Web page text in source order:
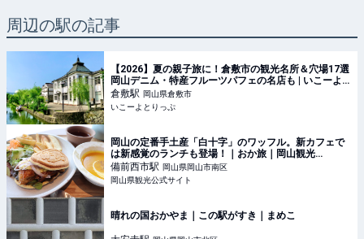
周辺の駅の記事
【2026】夏の親子旅に！倉敷市の観光名所＆穴場17選
岡山デニム・特産フルーツパフェの名店も | いこーよ
とりっぷ
倉敷駅 岡山県倉敷市
いこーよとりっぷ
岡山の定番手土産「白十字」のワッフル。新カフェで
は新感覚のランチも登場！｜おか旅｜岡山観光
WEB【公式】- 岡山県の観光・旅行情報ならココ！
備前西市駅 岡山県岡山市南区
岡山県観光公式サイト
晴れの国おかやま｜この駅がすき｜まめこ